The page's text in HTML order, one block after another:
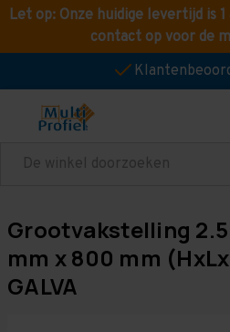
Let op: Onze huidige levertijd is
contact op voor de
Zoeken
Grootvakstelling
mm x 800 mm
GALVA